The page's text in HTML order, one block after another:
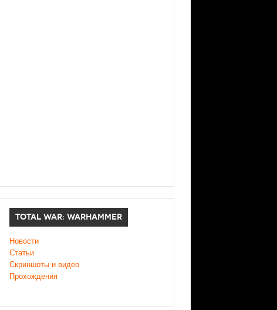
TOTAL WAR: WARHAMMER
Новости
Статьи
Скриншоты и видео
Прохождения